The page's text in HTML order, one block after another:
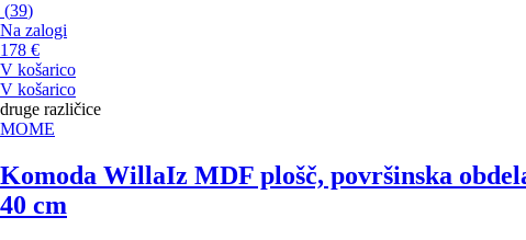
(39)
Na zalogi
178 €
V košarico
V košarico
druge različice
MOME
Komoda WillaIz MDF plošč, površinska
40 cm